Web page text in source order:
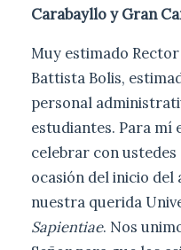
Carabayllo y Gran
Muy estimado
Battista Bolis,
personal
estudiantes. Para mí
celebrar con
ocasión del inicio del
nuestra querida
Sapientiae. Nos